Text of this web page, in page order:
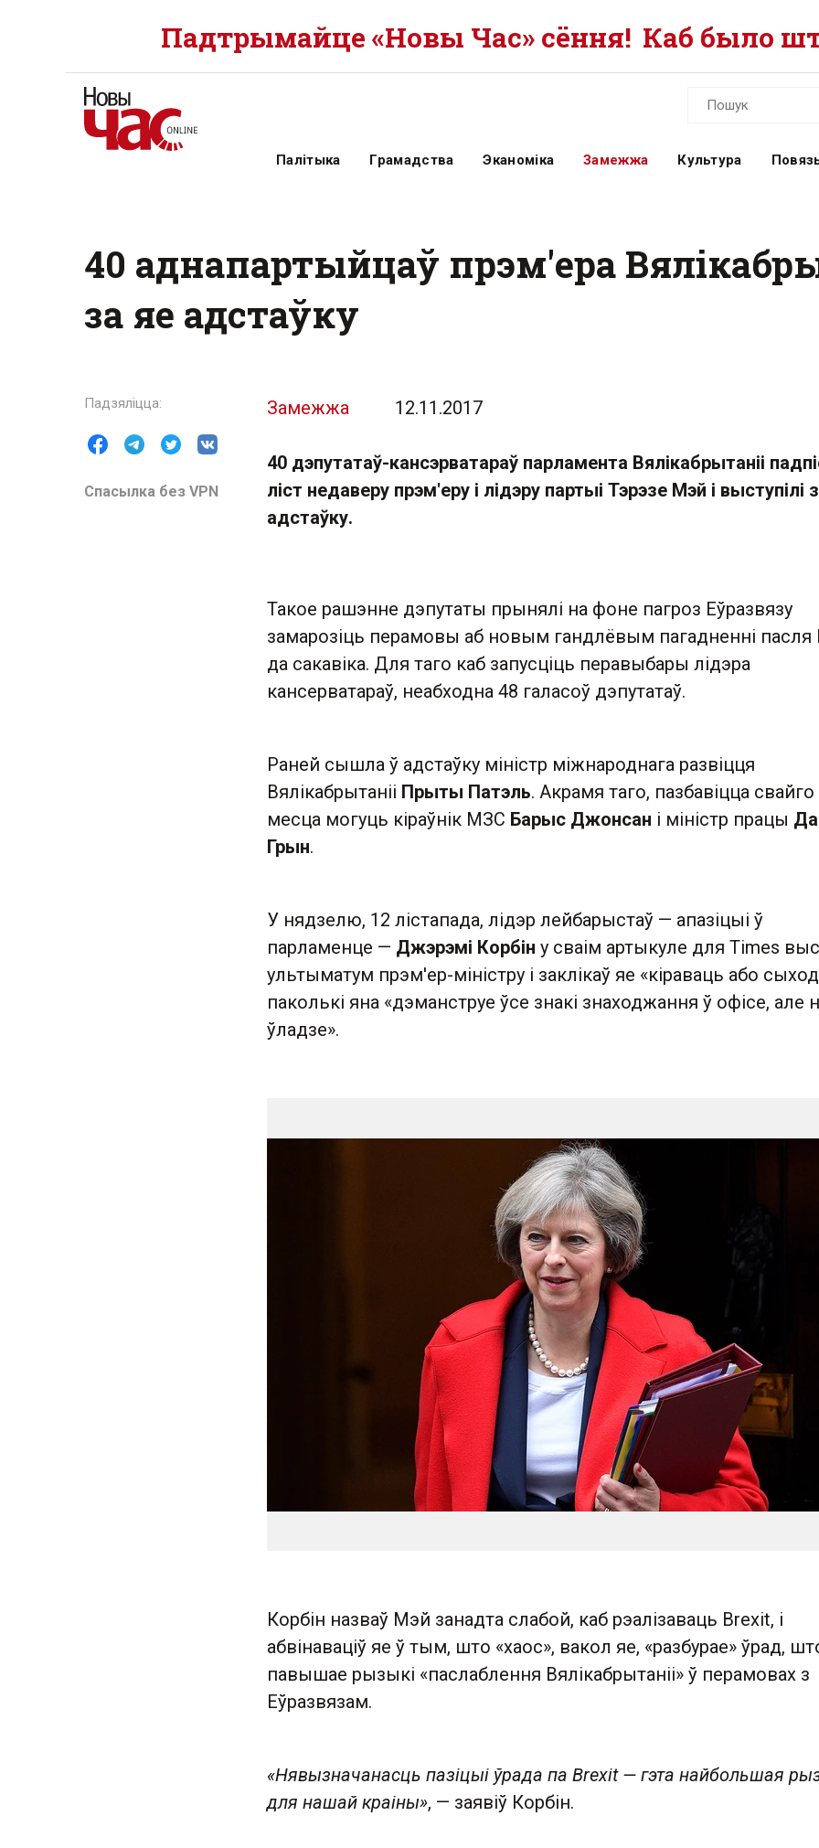
Падтрымайце «Новы Час» сёння! Каб было
Палітыка Грамадства Эканоміка Замежжа Культура
40 аднапартыйцаў прэм'ера
за яе адстаўку
Спасылка без VPN
Замежжа 12.11.2017
40 дэпутатаў-кансэрватараў парламента Вялікабрытаніі
ліст недаверу прэм'еру і лідэру партыі Тэрэзе Мэй і выступілі
адстаўку.
Такое рашэнне дэпутаты прынялі на фоне пагроз Еўразвязу
замарозіць перамовы аб новым гандлёвым пагадненні пасля
да сакавіка. Для таго каб запусціць перавыбары лідэра
кансерватараў, неабходна 48 галасоў дэпутатаў.
Раней сышла ў адстаўку міністр міжнароднага развіцця
Вялікабрытаніі Прыты Патэль. Акрамя таго, пазбавіцца свайго
месца могуць кіраўнік МЗС Барыс Джонсан і міністр працы
Грын.
У нядзелю, 12 лістапада, лідэр лейбарыстаў — апазіцыі ў
парламенце — Джэрэмі Корбін у сваім артыкуле для Times
ультыматум прэм'ер-міністру і заклікаў яе «кіраваць або
паколькі яна «дэманструе ўсе знакі знаходжання ў офісе, але
ўладзе».
Корбін назваў Мэй занадта слабой, каб рэалізаваць Brexit, і
абвінаваціў яе ў тым, што «хаос», вакол яе, «разбурае» ўрад,
павышае рызыкі «паслаблення Вялікабрытаніі» ў перамовах з
Еўразвязам.
«Нявызначанасць пазіцыі ўрада па Brexit — гэта найбольшая
для нашай краіны», — заявіў Корбін.